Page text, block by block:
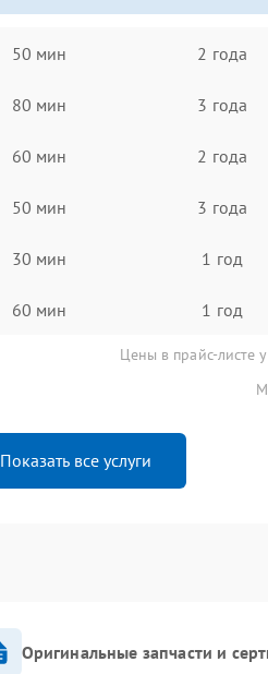
50 мин 2 года
80 мин 3 года
60 мин 2 года
50 мин 3 года
30 мин 1 год
60 мин 1 год
Цены в прайс-листе
Показать все услуги
Оригинальные запчасти и